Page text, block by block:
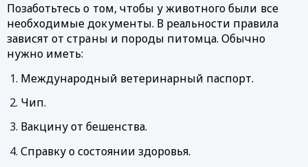
Позаботьтесь о том, чтобы у животного были все
необходимые документы. В реальности правила
зависят от страны и породы питомца. Обычно
нужно иметь:
Международный ветеринарный паспорт.
Чип.
Вакцину от бешенства.
Справку о состоянии здоровья.